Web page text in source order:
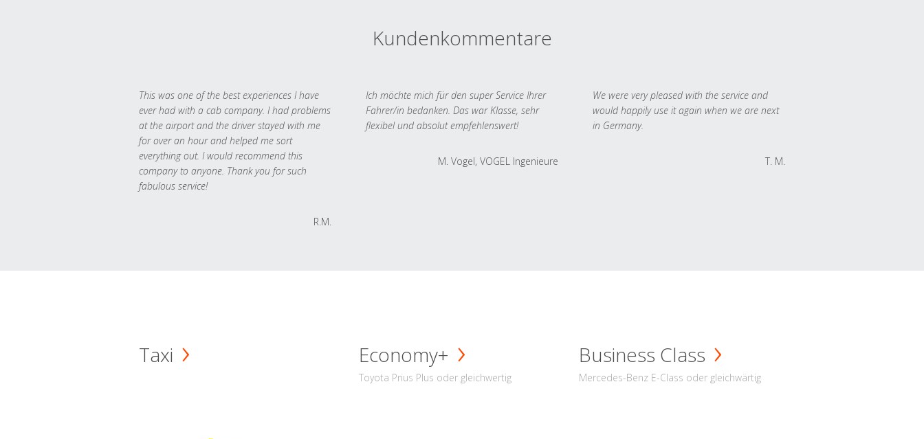
Kundenkommentare
This was one of the best experiences I have
ever had with a cab company. I had problems
at the airport and the driver stayed with me
for over an hour and helped me sort
everything out. I would recommend this
company to anyone. Thank you for such
fabulous service!
R.M.
Ich möchte mich für den super Service Ihrer
Fahrer/in bedanken. Das war Klasse, sehr
flexibel und absolut empfehlenswert!
M. Vogel, VOGEL Ingenieure
We were very pleased with the service and
would happily use it again when we are next
in Germany.
T. M.
Taxi Economy+
Toyota Prius Plus oder gleichwertig
Business Class
Mercedes-Benz E-Class oder gleichwärtig